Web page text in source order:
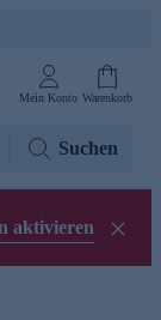
Mein Konto Warenkorb
Suchen
aktivieren